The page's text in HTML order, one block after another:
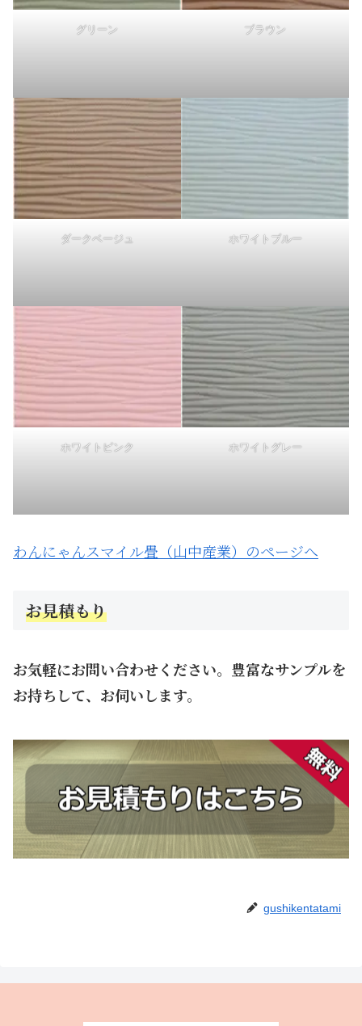
グリーン ブラウン
ダークベージュ ホワイトブルー
ホワイトピンク ホワイトグレー
わんにゃんスマイル畳（山中産業）のページへ
お見積もり
お気軽にお問い合わせください。豊富なサンプルを
お持ちして、お伺いします。
gushikentatami